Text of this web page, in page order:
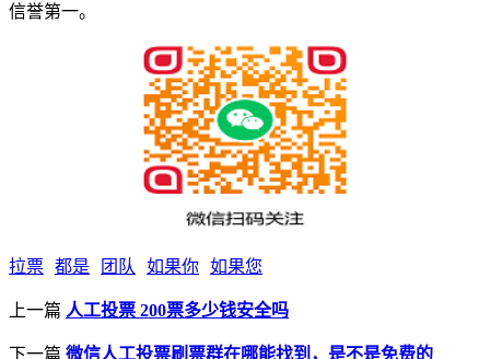
信誉第一。
拉票 都是 团队 如果你 如果您
上一篇 人工投票 200票多少钱安全吗
下一篇 微信人工投票刷票群在哪能找到，是不是免费的